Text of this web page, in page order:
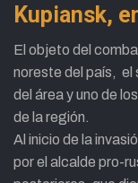
Kupiansk,
El objeto del
noreste del país, el
del área y uno de
de la región.
Al inicio de la
por el alcalde pro-